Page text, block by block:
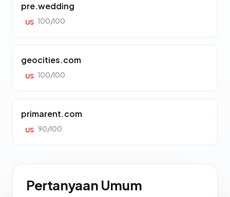
pre.wedding
US 100/100
geocities.com
US 100/100
primarent.com
US 90/100
Pertanyaan Umum